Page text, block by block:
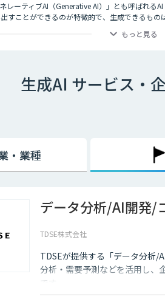
レーティブAI（Generative AI）」とも呼ばれる
すことができるのが特徴的で、生成できるも
もっと見る
生成AI サービス・
・業種
データ分析/AI開発/
TDSE株式会社
TDSEが提供する「データ分析/
分析・需要予測などを活用し、
です。